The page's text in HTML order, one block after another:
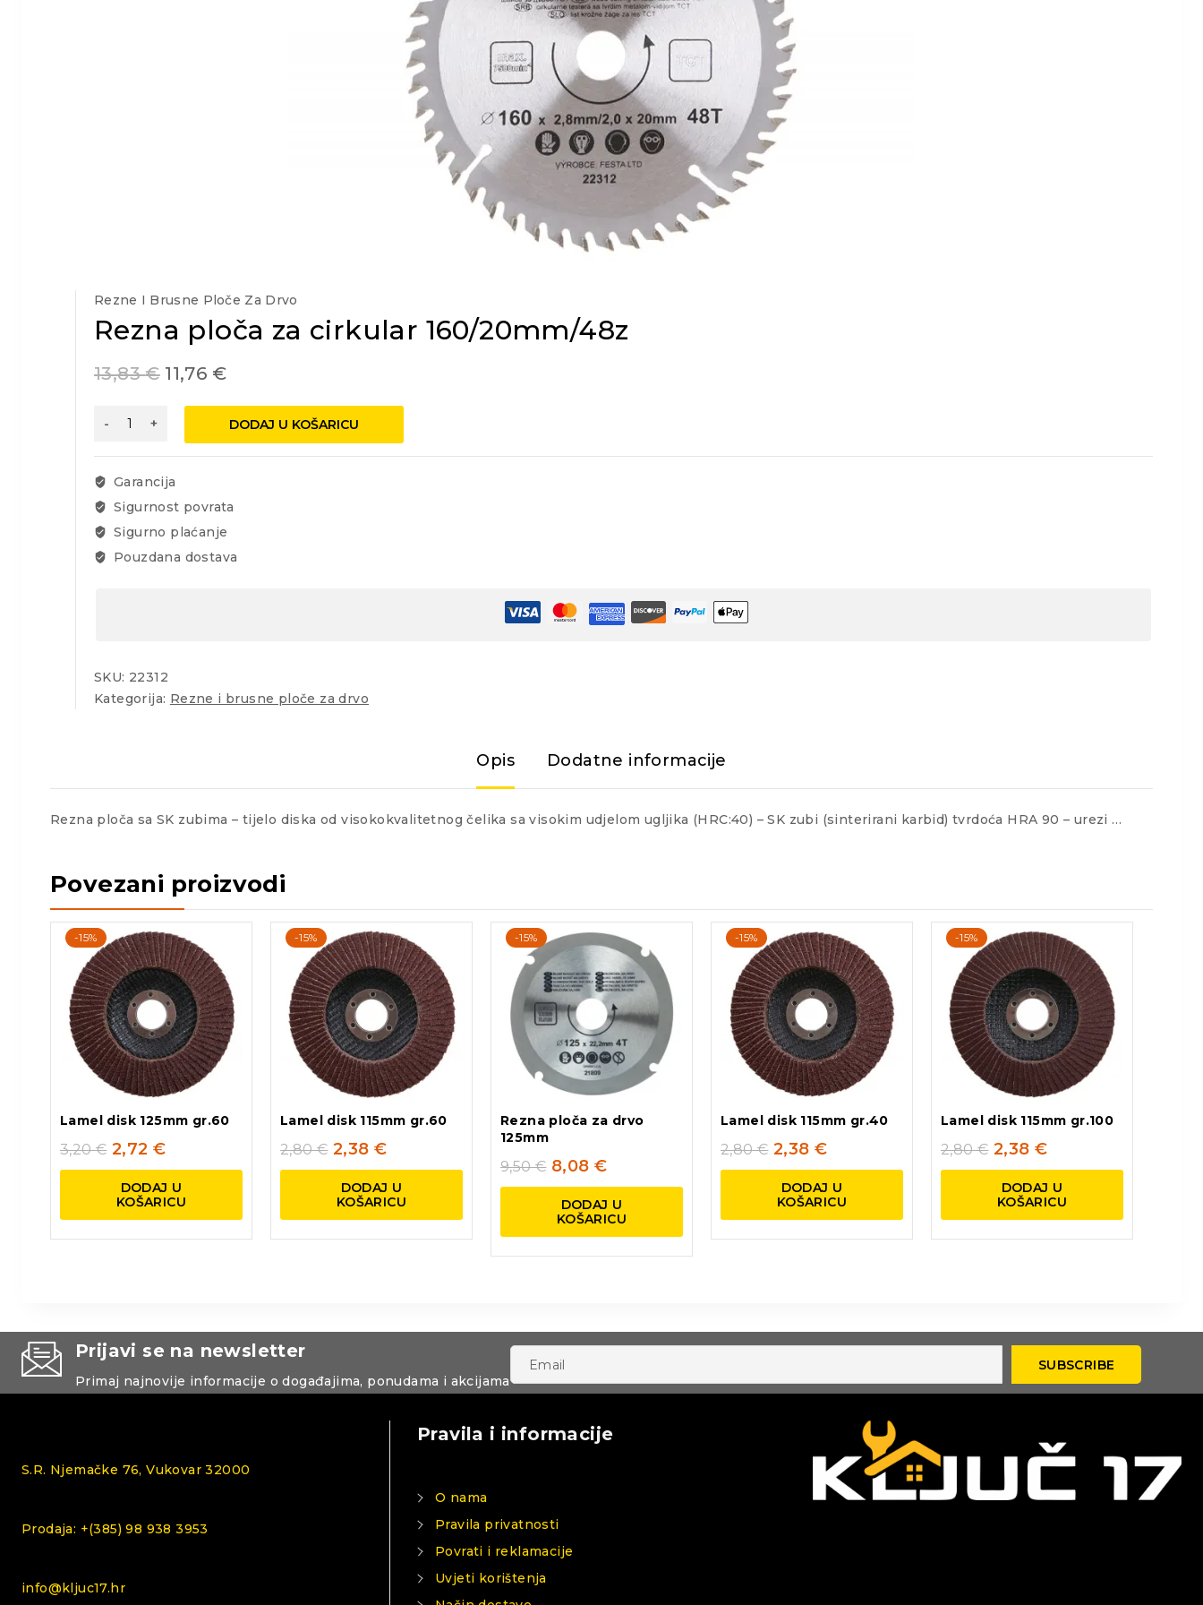
Rezne I Brusne Ploče Za Drvo
Rezna ploča za cirkular 160/20mm/48z
13,83€ 11,76 €
Rezna
za
cirkular
160/20mm/48z
količina
DODAJ U KOŠARICU
Garancija
Sigurnost povrata
Sigurno plaćanje
Pouzdana dostava
SKU: 22312
Kategorija: Rezne i brusne ploče za drvo
Opis Dodatne informacije
Rezna ploča sa SK zubima – tijelo diska od visokokvalitetnog čelika sa visokim udjelom ugljika (HRC:40) – SK zubi (sinterirani karbid) tvrdoća HRA 90 – urezi …
Povezani proizvodi
-15%
Lamel disk 125mm gr.60
3,20€ 2,72 €
DODAJ U
KOŠARICU
-15%
Lamel disk 115mm gr.60
2,80€ 2,38 €
DODAJ U
KOŠARICU
-15%
Rezna ploča za drvo
125mm
9,50€ 8,08 €
DODAJ U
KOŠARICU
-15%
Lamel disk 115mm gr.40
2,80€ 2,38 €
DODAJ U
KOŠARICU
-15%
Lamel disk 115mm gr.100
2,80€ 2,38 €
DODAJ U
KOŠARICU
Prijavi se na newsletter
Primaj najnovije informacije o događajima, ponudama i akcijama
S.R. Njemačke 76, Vukovar 32000
Prodaja: +(385) 98 938 3953
info@kljuc17.hr
Pravila i informacije
O nama
Pravila privatnosti
Povrati i reklamacije
Uvjeti korištenja